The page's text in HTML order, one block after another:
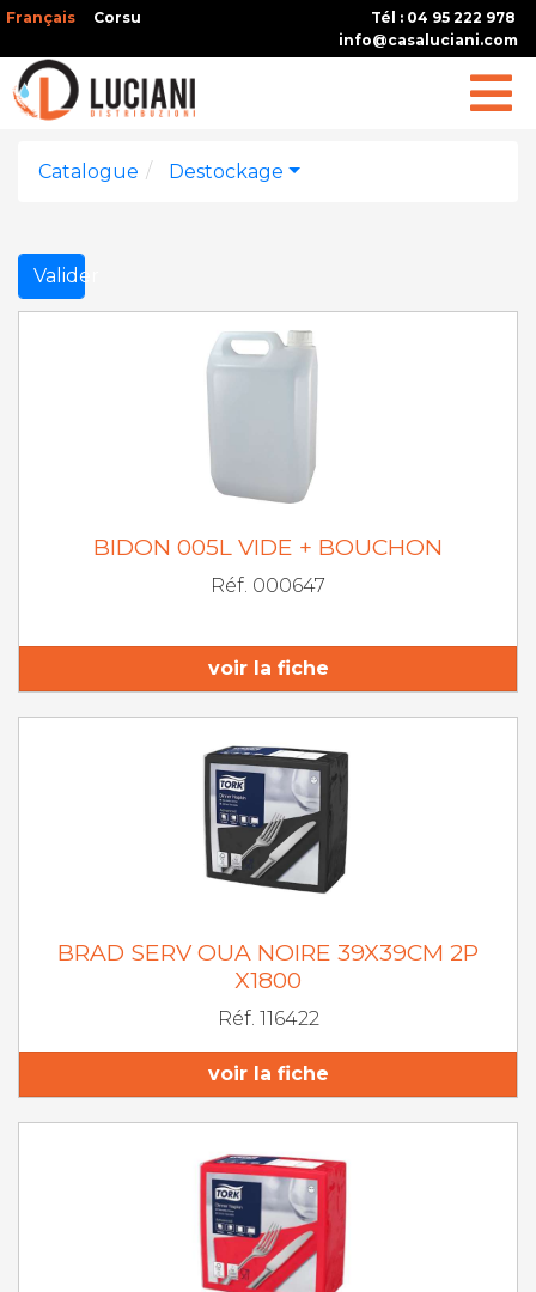
Français Corsu
Tél : 04 95 222 978
info@casaluciani.com
Catalogue Destockage
Valider
BIDON 005L VIDE + BOUCHON
Réf. 000647
voir la fiche
BRAD SERV OUA NOIRE 39X39CM 2P
X1800
Réf. 116422
voir la fiche